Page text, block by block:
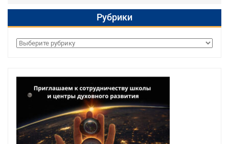
Рубрики
Рубрики